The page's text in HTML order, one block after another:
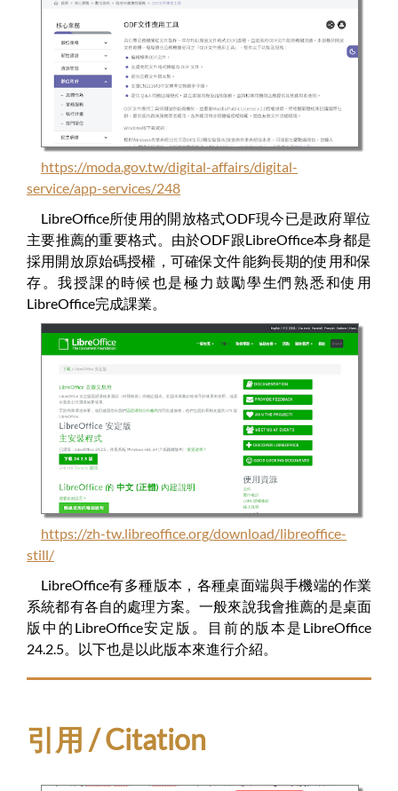
https://moda.gov.tw/digital-affairs/digital-
service/app-services/248
LibreOffice所使用的開放格式ODF現今已是政府單位
主要推薦的重要格式。由於ODF跟LibreOffice本身都是
採用開放原始碼授權，可確保文件能夠長期的使用和保
存。我授課的時候也是極力鼓勵學生們熟悉和使用
LibreOffice完成課業。
https://zh-tw.libreoffice.org/download/libreoffice-
still/
LibreOffice有多種版本，各種桌面端與手機端的作業
系統都有各自的處理方案。一般來說我會推薦的是桌面
版中的LibreOffice安定版。目前的版本是LibreOffice
24.2.5。以下也是以此版本來進行介紹。
引用 / Citation